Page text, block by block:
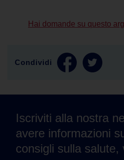
Hai domande su questo
Condividi
Iscriviti alla nostra
avere informazioni
consigli sulla salute,